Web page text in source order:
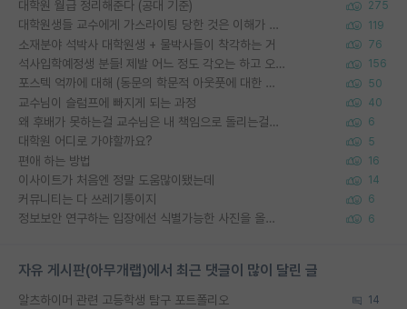
대학원 월급 정리해준다 (공대 기준) 275
대학원생들 교수에게 가스라이팅 당한 것은 이해가 갑니다. 안타깝네요. 119
소재분야 석박사 대학원생 + 물박사들이 착각하는 거 76
석사입학예정생 분들! 제발 어느 정도 각오는 하고 오세요. 156
포스텍 억까에 대해 (동문의 학문적 아웃풋에 대한 반박) 50
교수님이 슬럼프에 빠지게 되는 과정 40
왜 후배가 못하는걸 교수님은 내 책임으로 돌리는걸까요? 6
대학원 어디로 가야할까요? 5
편애 하는 방법 16
이사이트가 처음엔 정말 도움많이됐는데 14
커뮤니티는 다 쓰레기통이지 6
정보보안 연구하는 입장에선 식별가능한 사진을 올리는건 비추이긴함 6
자유 게시판(아무개랩)에서 최근 댓글이 많이 달린 글
알츠하이머 관련 고등학생 탐구 포트폴리오 14